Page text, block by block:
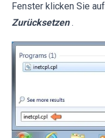
Fenster klicken Sie auf
Zurücksetzen .